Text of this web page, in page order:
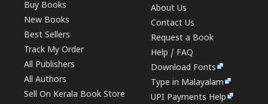
Buy Books
New Books
Best Sellers
Track My Order
All Publishers
All Authors
Sell On Kerala Book Store
About Us
Contact Us
Request a Book
Help / FAQ
Download Fonts
Type in Malayalam
UPI Payments Help